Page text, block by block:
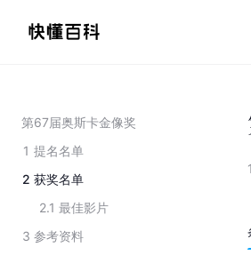
第67届奥斯卡金像奖
1 提名名单
2 获奖名单
2.1 最佳影片
3 参考资料